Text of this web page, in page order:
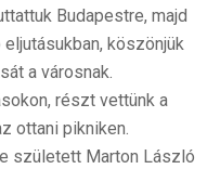
Budapestre, majd
köszönjük
a városnak.
részt vettünk a
ottani pikniken.
született Marton László